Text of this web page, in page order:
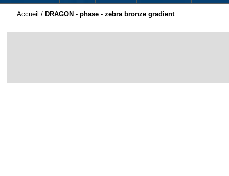
Accueil / DRAGON - phase - zebra bronze gradient